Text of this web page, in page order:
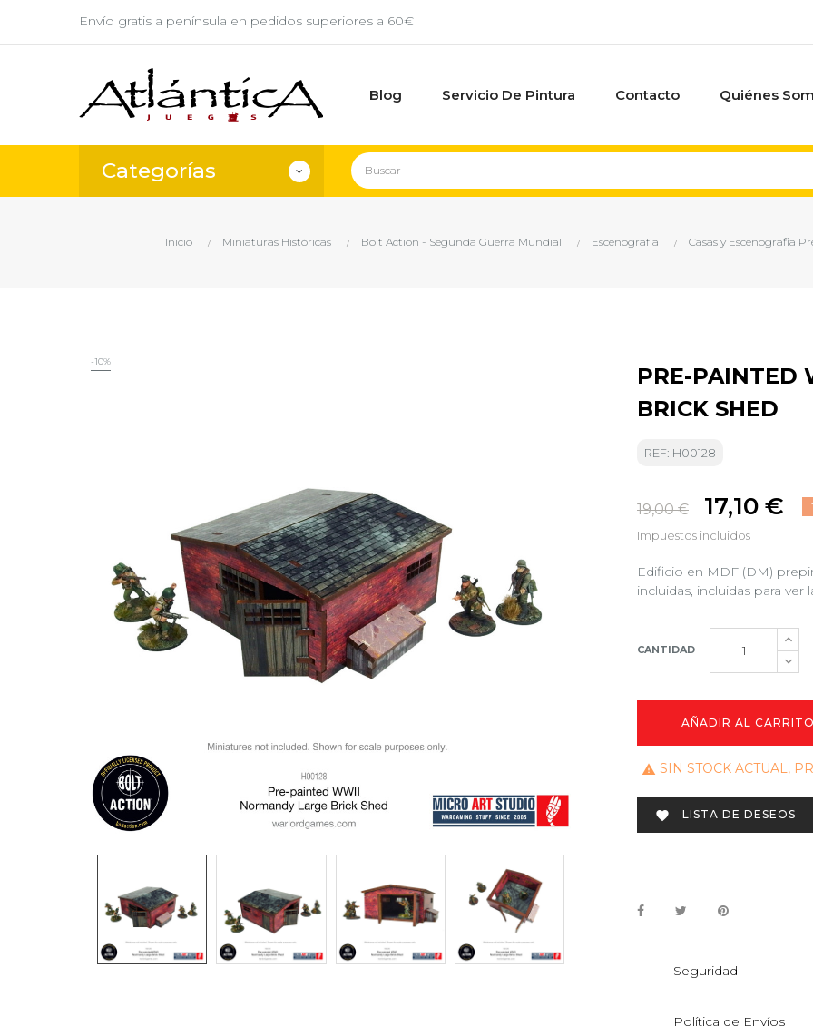
Envío gratis a península en pedidos superiores a 60€
Blog Servicio De Pintura Contacto Quiénes
Categorías
Inicio Miniaturas Históricas Bolt Action - Segunda Guerra Mundial Escenografía Casas y Escenografia
-10%
PRE-PAINTED
BRICK SHED
REF: H00128
19,00 € 17,10 €
Impuestos incluidos
Edificio en MDF (DM)
incluidas, incluidas para ver
CANTIDAD
AÑADIR AL
 SIN STOCK ACTUAL,
 LISTA DE DESEOS
Seguridad
Política de Envíos